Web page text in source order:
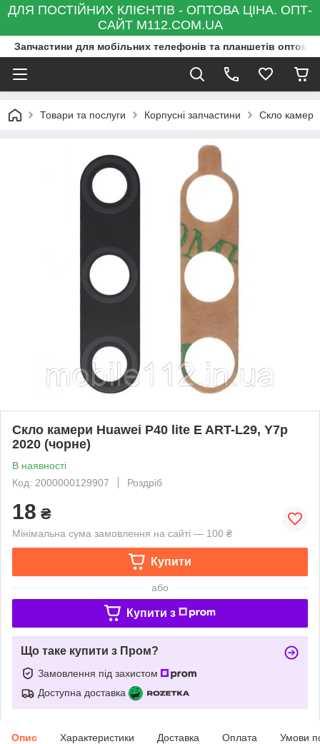
ДЛЯ ПОСТІЙНИХ КЛІЄНТІВ - ОПТОВА ЦІНА. ОПТ-
САЙТ M112.COM.UA
Запчастини для мобільних телефонів та планшетів оптом
Товари та послуги Корпусні запчастини Скло камер
Скло камери Huawei P40 lite E ART-L29, Y7p
2020 (чорне)
В наявності
Код: 2000000129907
Роздріб
18 ₴
Мінімальна сума замовлення на сайті — 100 ₴
Купити
або
Купити з
Що таке купити з Пром?
Замовлення під захистом
Доступна доставка
Опис Характеристики Доставка Оплата Умови